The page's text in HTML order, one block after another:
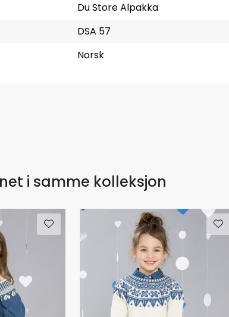
Du Store Alpakka
DSA 57
Norsk
i samme kolleksjon